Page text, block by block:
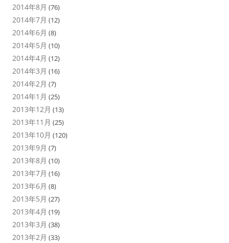
2014年8月 (76)
2014年7月 (12)
2014年6月 (8)
2014年5月 (10)
2014年4月 (12)
2014年3月 (16)
2014年2月 (7)
2014年1月 (25)
2013年12月 (13)
2013年11月 (25)
2013年10月 (120)
2013年9月 (7)
2013年8月 (10)
2013年7月 (16)
2013年6月 (8)
2013年5月 (27)
2013年4月 (19)
2013年3月 (38)
2013年2月 (33)